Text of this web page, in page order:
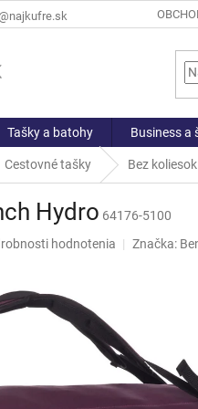
Tašky a batohy Business a
Cestovné tašky Bez koliesok
Hydro 64176-5100
hodnotenia Značka: